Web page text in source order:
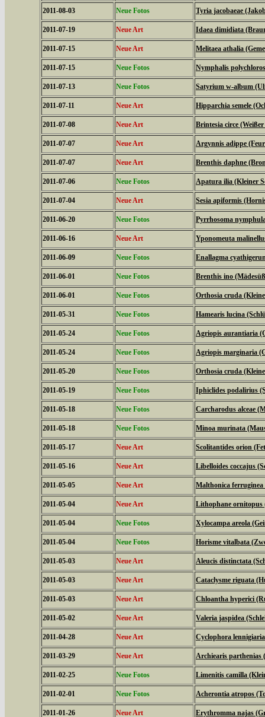
2011-08-03 Neue Fotos Tyria jacobaeae
2011-07-19 Neue Art Idaea dimidiata
2011-07-15 Neue Art Melitaea athalia
2011-07-15 Neue Fotos Nymphalis
2011-07-13 Neue Fotos Satyrium w-album
2011-07-11 Neue Art Hipparchia semele
2011-07-08 Neue Art Brintesia circe
2011-07-07 Neue Art Argynnis adippe
2011-07-07 Neue Art Brenthis daphne
2011-07-06 Neue Fotos Apatura ilia (Kleiner
2011-07-04 Neue Art Sesia apiformis
2011-06-20 Neue Fotos Pyrrhosoma
2011-06-16 Neue Art Yponomeuta
2011-06-09 Neue Fotos Enallagma
2011-06-01 Neue Fotos Brenthis ino
2011-06-01 Neue Fotos Orthosia cruda
2011-05-31 Neue Fotos Hamearis lucina
2011-05-24 Neue Fotos Agriopis aurantiaria
2011-05-24 Neue Fotos Agriopis marginaria
2011-05-20 Neue Fotos Orthosia cruda
2011-05-19 Neue Fotos Iphiclides podalirius
2011-05-18 Neue Fotos Carcharodus alceae
2011-05-18 Neue Fotos Minoa murinata
2011-05-17 Neue Art Scolitantides orion
2011-05-16 Neue Art Libelloides coccajus
2011-05-05 Neue Art Malthonica
2011-05-04 Neue Art Lithophane ornitopus
2011-05-04 Neue Fotos Xylocampa areola
2011-05-04 Neue Fotos Horisme vitalbata
2011-05-03 Neue Art Aleucis distinctata
2011-05-03 Neue Art Cataclysme riguata
2011-05-03 Neue Art Chloantha hyperici
2011-05-02 Neue Art Valeria jaspidea
2011-04-28 Neue Art Cyclophora
2011-03-29 Neue Art Archiearis
2011-02-25 Neue Fotos Limenitis camilla
2011-02-01 Neue Fotos Acherontia atropos
2011-01-26 Neue Art Erythromma najas